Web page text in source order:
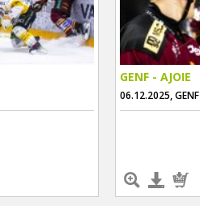
GENF - AJOIE
06.12.2025, GENF